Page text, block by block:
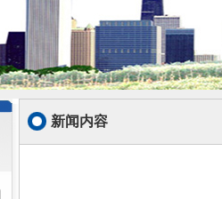
新闻内容